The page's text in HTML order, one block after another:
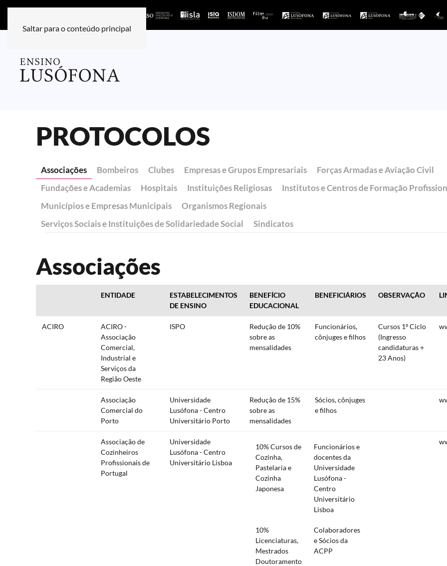
Saltar para o conteúdo principal
PROTOCOLOS
Associações Bombeiros Clubes Empresas e Grupos Empresariais
Forças Armadas e Aviação Civil
Fundações e Academias
Hospitais Instituições Religiosas
Institutos e Centros de Formação
Municípios e Empresas Municipais
Organismos Regionais
Serviços Sociais e Instituições de Solidariedade Social
Sindicatos
Associações
ENTIDADE
ESTABELECIMENTOS
DE ENSINO
BENEFÍCIO
EDUCACIONAL
BENEFICIÁRIOS OBSERVAÇÃO
ACIRO
ACIRO -
Associação
Comercial,
Industrial e
Serviços da
Região Oeste
ISPO
Redução de 10%
sobre as
mensalidades
Funcionários,
cônjuges e filhos
Cursos 1º Ciclo
(Ingresso
candidaturas +
23 Anos)
Associação
Comercial do
Porto
Universidade
Lusófona - Centro
Universitário Porto
Redução de 15%
sobre as
mensalidades
Sócios, cônjuges
e filhos
Associação de
Cozinheiros
Profissionais de
Portugal
Universidade
Lusófona - Centro
Universitário Lisboa
10% Cursos de
Cozinha,
Pastelaria e
Cozinha
Japonesa
Funcionários e
docentes da
Universidade
Lusófona -
Centro
Universitário
Lisboa
10%
Licenciaturas,
Mestrados
Doutoramento
Colaboradores
e Sócios da
ACPP